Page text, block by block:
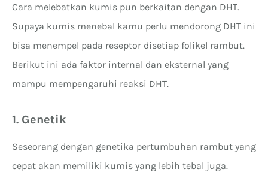
Cara melebatkan kumis pun berkaitan dengan DHT.
Supaya kumis menebal kamu perlu mendorong DHT ini
bisa menempel pada reseptor disetiap folikel rambut.
Berikut ini ada faktor internal dan eksternal yang
mampu mempengaruhi reaksi DHT.
1. Genetik
Seseorang dengan genetika pertumbuhan rambut yang
cepat akan memiliki kumis yang lebih tebal juga.